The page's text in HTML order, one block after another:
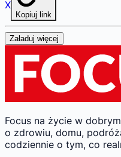
X
Kopiuj link
Załaduj więcej
Focus na życie w
o zdrowiu, domu,
codziennie o tym, co